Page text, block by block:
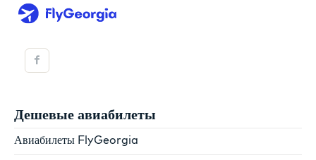
Дешевые авиабилеты
Авиабилеты FlyGeorgia